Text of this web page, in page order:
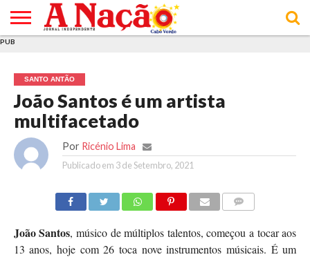
E DE
COOKIES
DE
UTILIZAÇÃO
PUB
SANTO ANTÃO
João Santos é um artista
multifacetado
Por Ricénio Lima
Publicado em 3 de Setembro, 2021
João Santos, músico de múltiplos talentos, começou a tocar aos
13 anos, hoje com 26 toca nove instrumentos músicais. É um